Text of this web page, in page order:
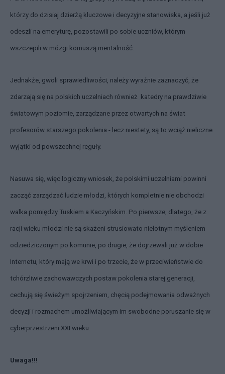
którzy do dzisiaj dzierżą kluczowe i decyzyjne stanowiska, a jeśli już
odeszli na emeryturę, pozostawili po sobie uczniów, którym
wszczepili w mózgi komuszą mentalność.
Jednakże, gwoli sprawiedliwości, należy wyraźnie zaznaczyć, że
zdarzają się na polskich uczelniach również katedry na prawdziwie
światowym poziomie, zarządzane przez otwartych na świat
profesorów starszego pokolenia - lecz niestety, są to wciąż nieliczne
wyjątki od powszechnej reguły.
Nasuwa się, więc logiczny wniosek, że polskimi uczelniami powinni
zacząć zarządzać ludzie młodzi, których kompletnie nie obchodzi
walka pomiędzy Tuskiem a Kaczyńskim. Po pierwsze, dlatego, że z
racji wieku młodzi nie są skażeni strusiowato nielotnym myśleniem
odziedziczonym po komunie, po drugie, że dojrzewali już w dobie
Internetu, który mają we krwi i po trzecie, że w przeciwieństwie do
tchórzliwie zachowawczych postaw pokolenia starej generacji,
cechują się świeżym spojrzeniem, chęcią podejmowania odważnych
decyzji i rozmachem umożliwiającym im swobodne poruszanie się w
cyberprzestrzeni XXI wieku.
Uwaga!!!